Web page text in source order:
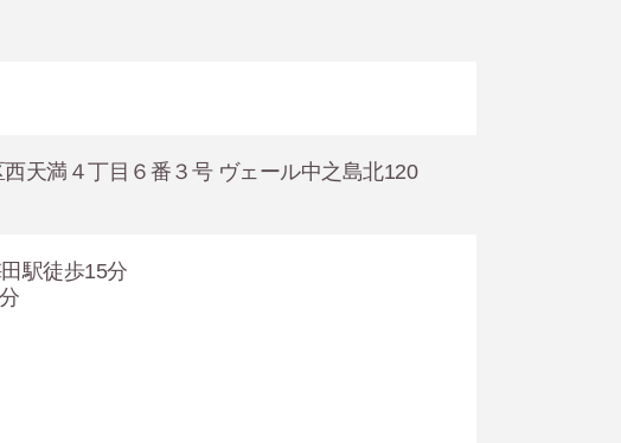
天満４丁目６番３号 ヴェール中之島北120
駅徒歩15分